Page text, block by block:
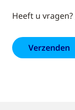
Heeft u vragen?